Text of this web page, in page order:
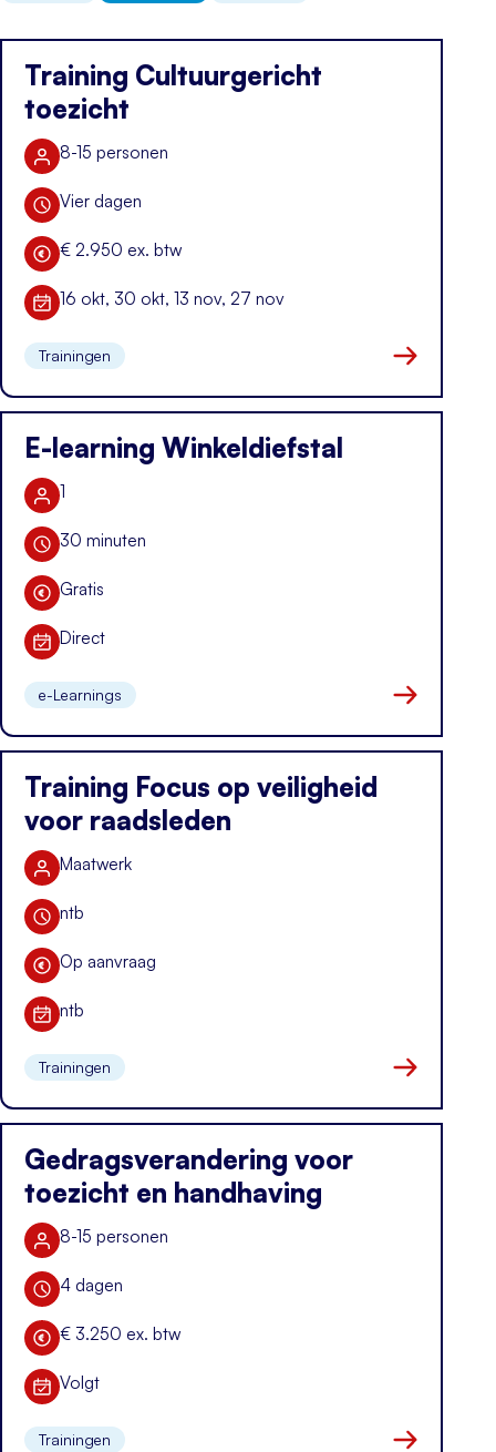
Training Cultuurgericht
toezicht
Aantal deelnemers
8-15 personen
Duur training
Vier dagen
Kosten
€ 2.950 ex. btw
16 okt, 30 okt, 13 nov, 27 nov
Trainingen
E-learning Winkeldiefstal
Aantal deelnemers
1
Duur training
30 minuten
Kosten
Gratis
Direct
e-Learnings
Training Focus op veiligheid
voor raadsleden
Aantal deelnemers
Maatwerk
Duur training
ntb
Kosten
Op aanvraag
ntb
Trainingen
Gedragsverandering voor
toezicht en handhaving
Aantal deelnemers
8-15 personen
Duur training
4 dagen
Kosten
€ 3.250 ex. btw
Volgt
Trainingen